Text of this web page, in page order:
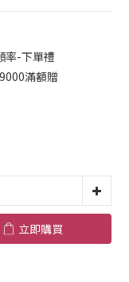
率-下單禮
滿額贈
立即購買